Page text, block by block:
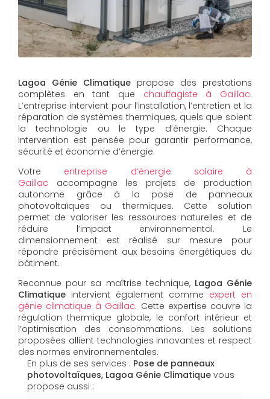
Lagoa Génie Climatique propose des prestations
complètes en tant que chauffagiste à Gaillac.
L’entreprise intervient pour l’installation, l’entretien et la
réparation de systèmes thermiques, quels que soient
la technologie ou le type d’énergie. Chaque
intervention est pensée pour garantir performance,
sécurité et économie d’énergie.
Votre entreprise d’énergie solaire à
Gaillac accompagne les projets de production
autonome grâce à la pose de panneaux
photovoltaïques ou thermiques. Cette solution
permet de valoriser les ressources naturelles et de
réduire l’impact environnemental. Le
dimensionnement est réalisé sur mesure pour
répondre précisément aux besoins énergétiques du
bâtiment.
Reconnue pour sa maîtrise technique, Lagoa Génie
Climatique intervient également comme expert en
génie climatique à Gaillac. Cette expertise couvre la
régulation thermique globale, le confort intérieur et
l’optimisation des consommations. Les solutions
proposées allient technologies innovantes et respect
des normes environnementales.
En plus de ses services : Pose de panneaux
photovoltaïques, Lagoa Génie Climatique vous
propose aussi :